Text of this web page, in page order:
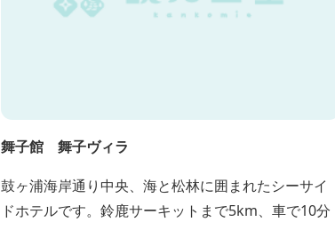
舞子館 舞子ヴィラ
鼓ヶ浦海岸通り中央、海と松林に囲まれたシーサイ
ドホテルです。鈴鹿サーキットまで5km、車で10分